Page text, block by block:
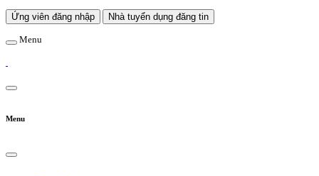
Ứng viên đăng nhập Nhà tuyển dụng đăng tin
Menu
Menu